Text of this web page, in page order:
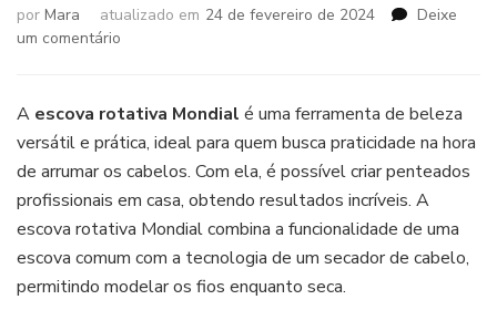
por Mara atualizado em 24 de fevereiro de 2024
Deixe
um comentário
Mondial:
melhores
em
Custo
Benefício
A escova rotativa Mondial é uma ferramenta de beleza
versátil e prática, ideal para quem busca praticidade na hora
de arrumar os cabelos. Com ela, é possível criar penteados
profissionais em casa, obtendo resultados incríveis. A
escova rotativa Mondial combina a funcionalidade de uma
escova comum com a tecnologia de um secador de cabelo,
permitindo modelar os fios enquanto seca.